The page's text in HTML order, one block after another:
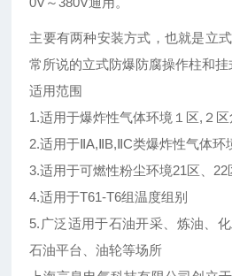
主要有两种安装方式，也就是立
常所说的立式防爆防腐操作柱和挂
适用范围
1.适用于爆炸性气体环境１区,２区
2.适用于ⅡA,ⅡB,ⅡC类爆炸性气体环
3.适用于可燃性粉尘环境21区、22
4.适用于T61-T6组温度组别
5.广泛适用于石油开采、炼油、
石油平台、油轮等场所